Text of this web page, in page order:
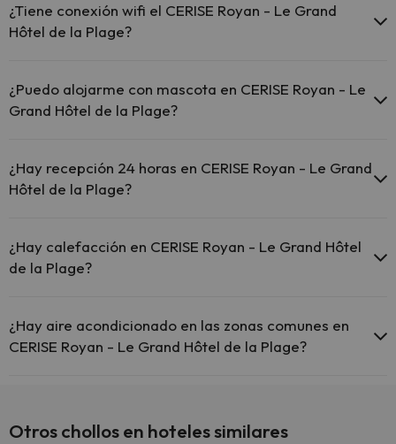
¿Tiene conexión wifi el CERISE Royan - Le Grand
Hôtel de la Plage?
gratuito en todo el hotel.
El CERISE Royan - Le Grand Hôtel de la Plage ofrece Wi-Fi
gratuito en zonas comunes.
¿Puedo alojarme con mascota en CERISE Royan - Le
Grand Hôtel de la Plage?
(previa petición y de pago directo en hotel). Consulta las
condiciones.
¿Hay recepción 24 horas en CERISE Royan - Le Grand
Hôtel de la Plage?
horas.
¿Hay calefacción en CERISE Royan - Le Grand Hôtel
de la Plage?
las zonas comunes.
¿Hay aire acondicionado en las zonas comunes en
CERISE Royan - Le Grand Hôtel de la Plage?
Otros chollos en hoteles similares